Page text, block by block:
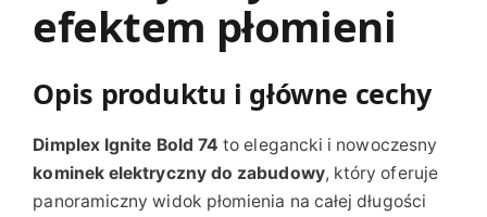
r
c
z
n
y
I
efektem płomieni
Opis produktu i główne cechy
Dimplex Ignite Bold 74 to elegancki i nowoczesny
kominek elektryczny do zabudowy, który oferuje
panoramiczny widok płomienia na całej długości